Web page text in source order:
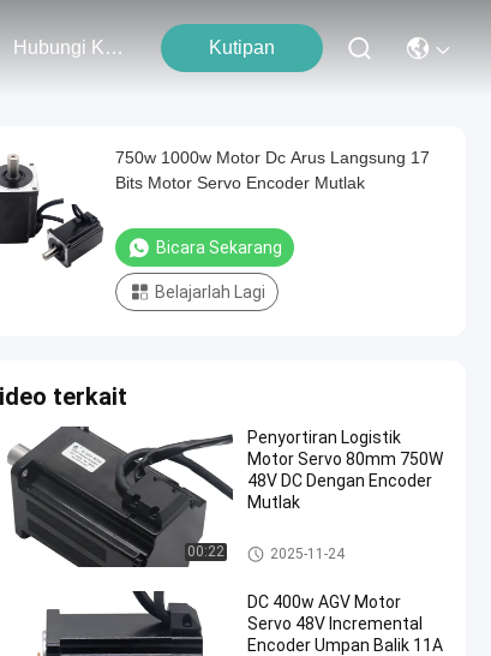
Hubungi Kami Kutipan
750w 1000w Motor Dc Arus Langsung 17
Bits Motor Servo Encoder Mutlak
Bicara Sekarang
Belajarlah Lagi
terkait
00:22
Penyortiran Logistik
Motor Servo 80mm 750W
48V DC Dengan Encoder
Mutlak
AGV Servo Motor
2025-11-24
DC 400w AGV Motor
Servo 48V Incremental
Encoder Umpan Balik 11A